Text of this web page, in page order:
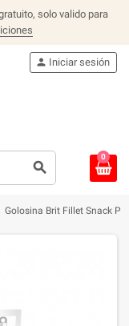
solo valido para
search
person Iniciar sesión
0
Golosina Brit Fillet Snack